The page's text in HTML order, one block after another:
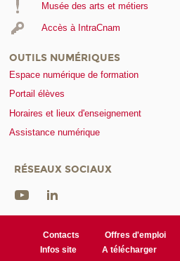
Musée des arts et métiers
Accès à IntraCnam
OUTILS NUMÉRIQUES
Espace numérique de formation
Portail élèves
Horaires et lieux d'enseignement
Assistance numérique
RÉSEAUX SOCIAUX
Contacts Offres d'emploi
Infos site
A télécharger